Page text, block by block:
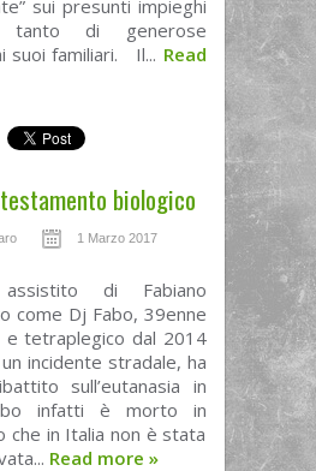
sui presunti impieghi
di generose
suoi familiari. Il... Read
biologico
1 Marzo 2017
di Fabiano
come Dj Fabo, 39enne
e tetraplegico dal 2014
incidente stradale, ha
sull’eutanasia in
infatti è morto in
che in Italia non è stata
Read more »